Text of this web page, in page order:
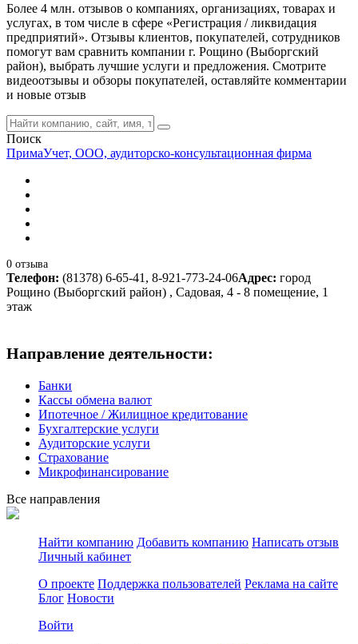
Более 4 млн. отзывов о компаниях, организациях, товарах и
услугах, в том числе в сфере «Регистрация / ликвидация
предприятий». Отзывы клиентов, покупателей, сотрудников
помогут вам сравнить компании г. Рощино (Выборгский
район), выбрать лучшие услуги и предложения. Смотрите
видеоотзывы и обзоры покупателей, оставляйте комментарии
и новые отзыв
Поиск
ПримаУчет, ООО, аудиторско-консультационная фирма
0 отзыва
Телефон: (81378) 6-65-41, 8-921-773-24-06Адрес: город
Рощино (Выборгский район) , Садовая, 4 - 8 помещение, 1
этаж
Направление деятельности:
Банки
Кассы обмена валют
Ипотечное / Жилищное кредитование
Бухгалтерские услуги
Аудиторские услуги
Страхование
Микрофинансирование
Все направления
Найти компанию Добавить компанию Написать отзыв
Личный кабинет
О проекте Поддержка пользователей Реклама на сайте
Блог Новости
Войти